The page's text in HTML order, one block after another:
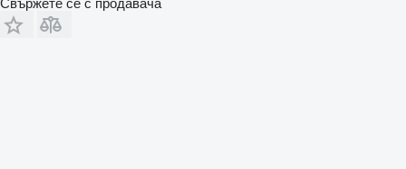
Свържете се с продавача